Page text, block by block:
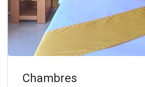
Chambres